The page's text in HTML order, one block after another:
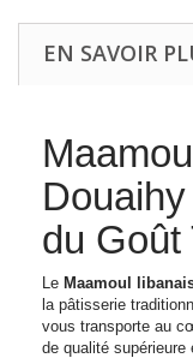
EN SAVOIR
du Goût
Le Maamoul
la pâtisserie
vous transporte au
de qualité